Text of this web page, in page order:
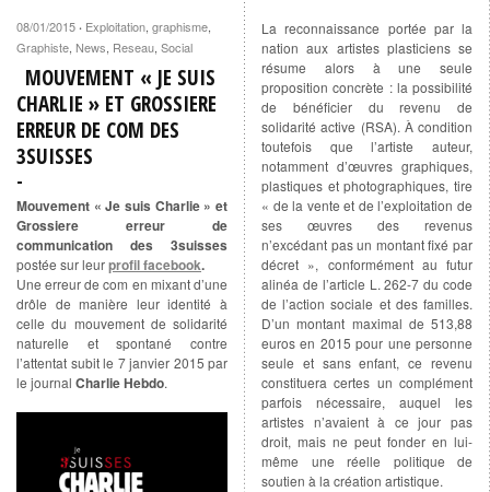
La reconnaissance portée par la
nation aux artistes plasticiens se
résume alors à une seule
proposition concrète : la possibilité
de bénéficier du revenu de
solidarité active (RSA). À condition
toutefois que l’artiste auteur,
notamment d’œuvres graphiques,
plastiques et photographiques, tire
« de la vente et de l’exploitation de
ses œuvres des revenus
n’excédant pas un montant fixé par
décret », conformément au futur
alinéa de l’article L. 262-7 du code
de l’action sociale et des familles.
D’un montant maximal de 513,88
euros en 2015 pour une personne
seule et sans enfant, ce revenu
constituera certes un complément
parfois nécessaire, auquel les
artistes n’avaient à ce jour pas
droit, mais ne peut fonder en lui-
même une réelle politique de
soutien à la création artistique.
08/01/2015 · Exploitation, graphisme,
Graphiste, News, Reseau, Social
MOUVEMENT « JE SUIS
CHARLIE » ET GROSSIERE
ERREUR DE COM DES
3SUISSES
Mouvement « Je suis Charlie » et
Grossiere erreur de
communication des 3suisses
postée sur leurprofil facebook.
Une erreur de com en mixant d’une
drôle de manière leur identité à
celle du mouvement de solidarité
naturelle et spontané contre
l’attentat subit le 7 janvier 2015 par
le journal Charlie Hebdo.